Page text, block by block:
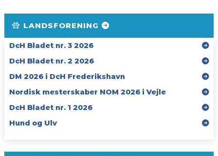
LANDSFORENING
DcH Bladet nr. 3 2026
DcH Bladet nr. 2 2026
DM 2026 i DcH Frederikshavn
Nordisk mesterskaber NOM 2026 i Vejle
DcH Bladet nr. 1 2026
Hund og Ulv